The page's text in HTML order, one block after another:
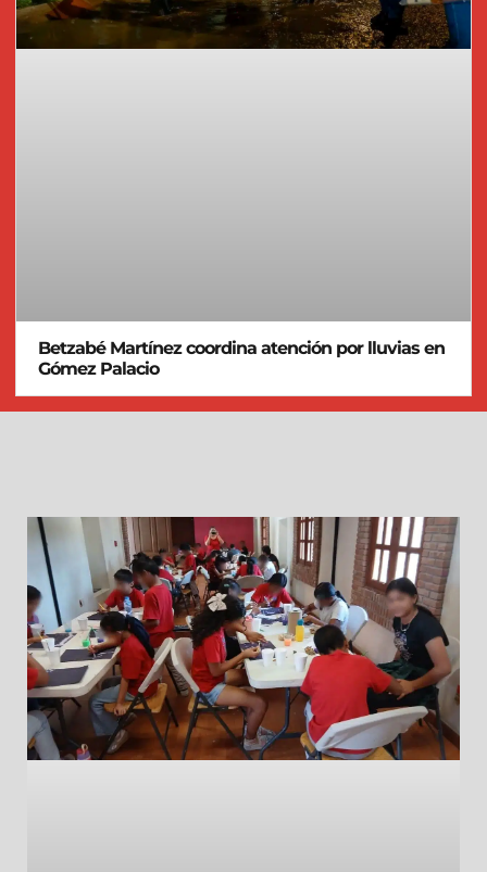
Betzabé Martínez coordina atención por lluvias en
Gómez Palacio